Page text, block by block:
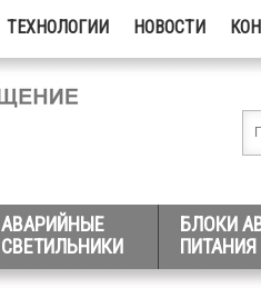
ТЕХНОЛОГИИ НОВОСТИ
АВАРИЙНЫЕ
СВЕТИЛЬНИКИ
БЛОКИ
ПИТАНИЯ